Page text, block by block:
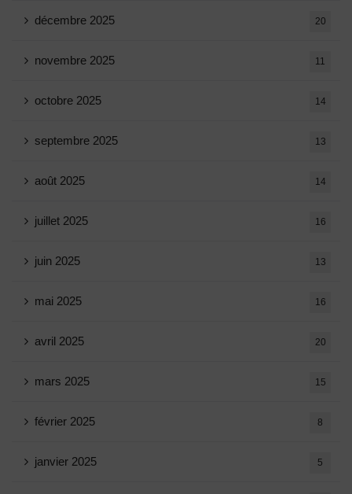
décembre 2025 20
novembre 2025 11
octobre 2025 14
septembre 2025 13
août 2025 14
juillet 2025 16
juin 2025 13
mai 2025 16
avril 2025 20
mars 2025 15
février 2025 8
janvier 2025 5